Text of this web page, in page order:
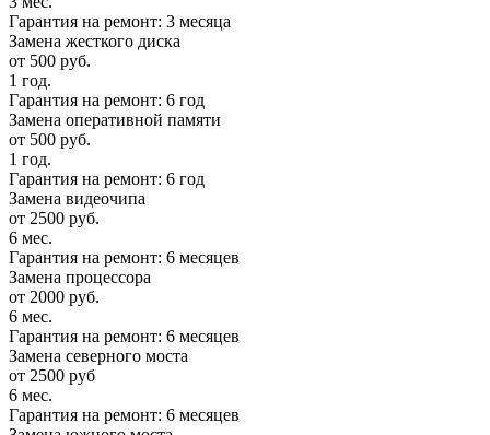
Гарантия на ремонт: 3 месяца
Замена жесткого диска
от 500 руб.
1 год.
Гарантия на ремонт: 6 год
Замена оперативной памяти
от 500 руб.
1 год.
Гарантия на ремонт: 6 год
Замена видеочипа
от 2500 руб.
6 мес.
Гарантия на ремонт: 6 месяцев
Замена процессора
от 2000 руб.
6 мес.
Гарантия на ремонт: 6 месяцев
Замена северного моста
от 2500 руб
6 мес.
Гарантия на ремонт: 6 месяцев